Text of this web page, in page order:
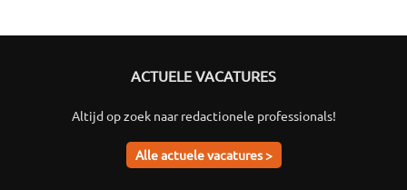
ACTUELE VACATURES
Altijd op zoek naar redactionele professionals!
Alle actuele vacatures >